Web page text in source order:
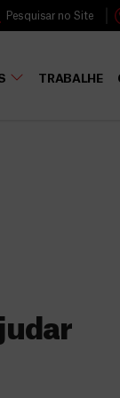
Pesquisar no Site
TRABALHE